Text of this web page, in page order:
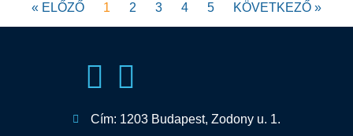
« ELŐZŐ 1 2 3 4 5 KÖVETKEZŐ »
Cím: 1203 Budapest, Zodony u. 1.